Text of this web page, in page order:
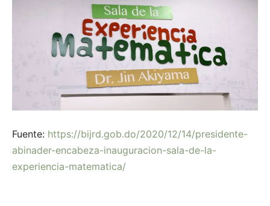
Fuente: https://bijrd.gob.do/2020/12/14/presidente-
abinader-encabeza-inauguracion-sala-de-la-
experiencia-matematica/